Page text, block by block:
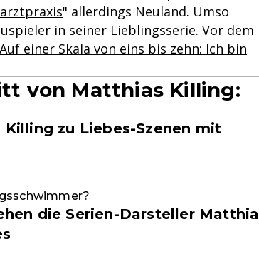
" allerdings Neuland. Umso
in seiner Lieblingsserie. Vor dem
Auf einer Skala von eins bis zehn: Ich bin
von Matthias Killing:
zu Liebes-Szenen mit
die Serien-Darsteller